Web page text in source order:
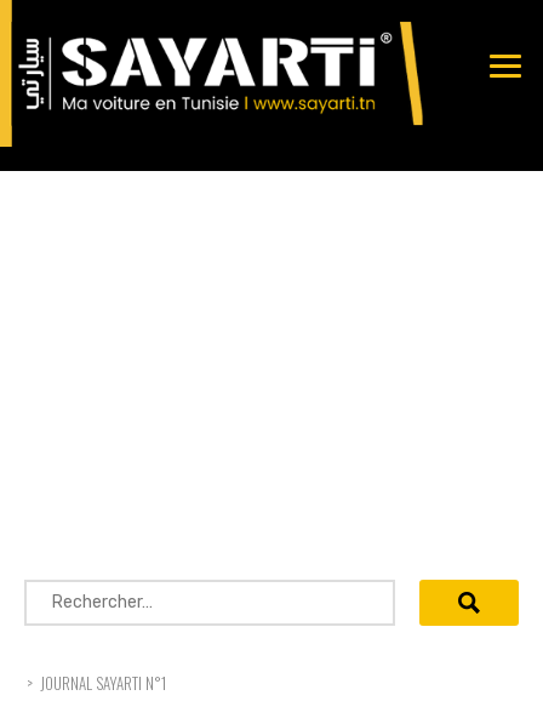
Rechercher :
> JOURNAL SAYARTI N°1